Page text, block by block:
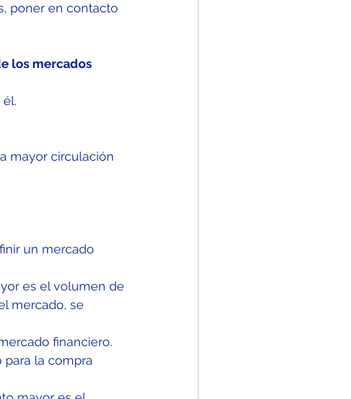
poner en contacto
los mercados
un mercado
es el volumen de
mercado, se
financiero.
para la compra